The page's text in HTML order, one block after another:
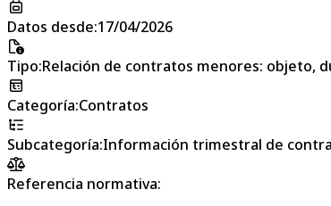
Datos desde:17/04/2026
Tipo:Relación de contratos menores: objeto,
Categoría:Contratos
Subcategoría:Información trimestral de
Referencia normativa: